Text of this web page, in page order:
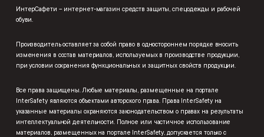
ИнтерСафети – интернет-магазин средств защиты, спецодежды и рабочей
обуви.
Производитель оставляет за собой право в одностороннем порядке вносить
изменения в состав материалов, используемых в производстве продукции,
при условии сохранения функциональных и защитных свойств продукции.
Все права защищены. Любые материалы, размещенные на портале
InterSafety являются объектами авторского права. Права InterSafety на
указанные материалы охраняются законодательством о правах на результаты
интеллектуальной деятельности. Полное или частичное использование
материалов, размещенных на портале InterSafety, допускается только с